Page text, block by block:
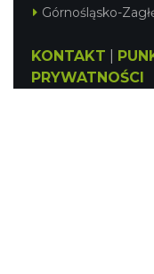
Górnośląsko-
KONTAKT
PRYWATNOŚCI